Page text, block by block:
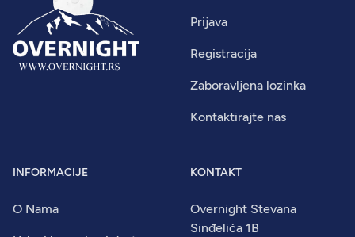
Prijava
Registracija
Zaboravljena lozinka
Kontaktirajte nas
INFORMACIJE
O Nama
KONTAKT
Overnight Stevana
Sinđelića 1B